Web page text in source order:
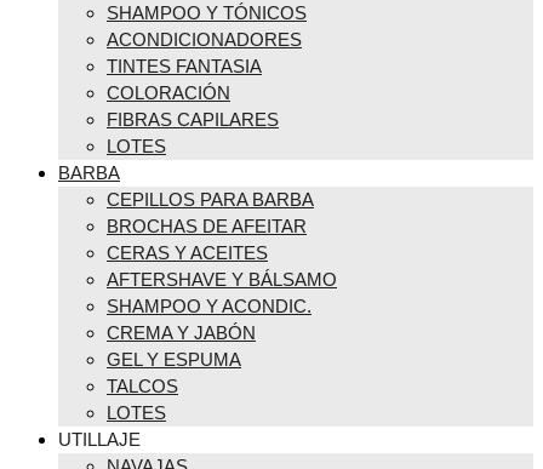
SHAMPOO Y TÓNICOS
ACONDICIONADORES
TINTES FANTASIA
COLORACIÓN
FIBRAS CAPILARES
LOTES
BARBA
CEPILLOS PARA BARBA
BROCHAS DE AFEITAR
CERAS Y ACEITES
AFTERSHAVE Y BÁLSAMO
SHAMPOO Y ACONDIC.
CREMA Y JABÓN
GEL Y ESPUMA
TALCOS
LOTES
UTILLAJE